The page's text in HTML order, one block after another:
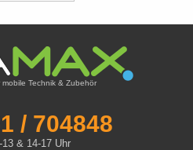
Technik & Zubehör
/ 704848
13 & 14-17 Uhr